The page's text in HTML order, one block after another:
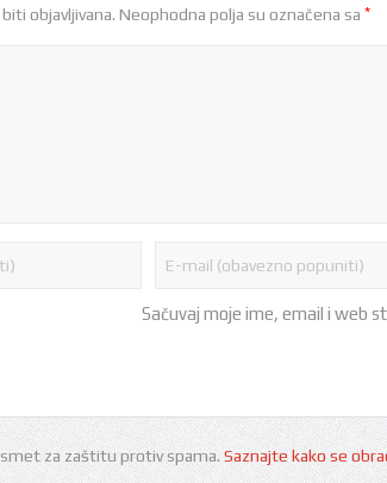
objavljivana. Neophodna polja su označena sa *
Sačuvaj moje ime, email i web
za zaštitu protiv spama. Saznajte kako se